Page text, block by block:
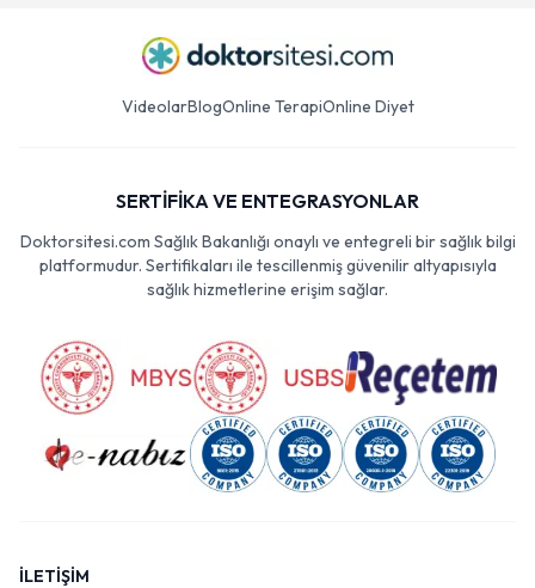
VideolarBlogOnline TerapiOnline Diyet
SERTİFİKA VE ENTEGRASYONLAR
Doktorsitesi.com Sağlık Bakanlığı onaylı ve entegreli bir sağlık bilgi
platformudur. Sertifikaları ile tescillenmiş güvenilir altyapısıyla
sağlık hizmetlerine erişim sağlar.
İLETİŞİM